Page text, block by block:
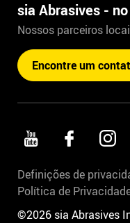
sia Abrasives -
Nossos parceiros
Encontre um
Definições de
Política de
©2026 sia Abrasives